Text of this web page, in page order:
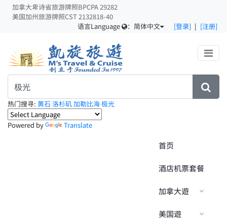
加拿大卑诗省旅游牌照BPCPA 29282
美国加州旅游牌照CST 2132818-40
[登录] | [注册]
语言Language ： 简体中文
热门搜寻: 黄石洛杉矶加勒比海极光
Powered by Translate
首页
酒店机票套餐
加拿大遊
美国遊